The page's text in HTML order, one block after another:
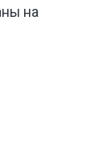
на